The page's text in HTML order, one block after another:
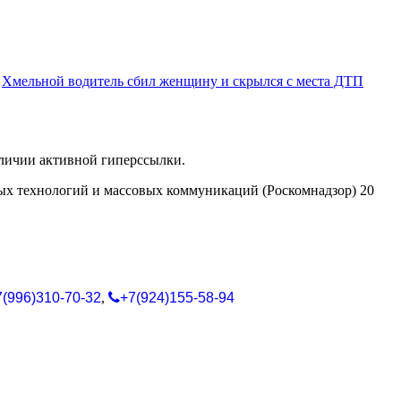
Хмельной водитель сбил женщину и скрылся с места ДТП
активной гиперссылки.
технологий и массовых коммуникаций (Роскомнадзор) 20
70-32,
+7(924)155-58-94